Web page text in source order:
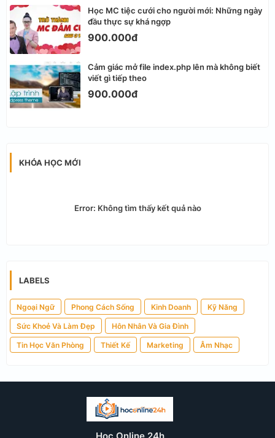
Học MC tiệc cưới cho người mới: Những ngày
đầu thực sự khá ngợp
900.000đ
Cảm giác mở file index.php lên mà không biết
viết gì tiếp theo
900.000đ
KHÓA HỌC MỚI
Error: Không tìm thấy kết quả nào
LABELS
Ngoại Ngữ Phong Cách Sống Kinh Doanh Kỹ Năng
Sức Khoẻ Và Làm Đẹp Hôn Nhân Và Gia Đình
Tin Học Văn Phòng Thiết Kế Marketing Âm Nhạc